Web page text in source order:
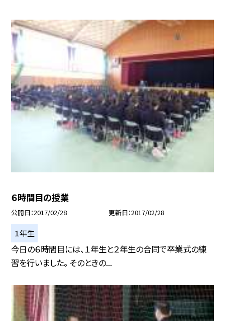
６時間目の授業
公開日 2017/02/28 更新日 2017/02/28
１年生
今日の６時間目には、１年生と２年生の合同で卒業式の練
習を行いました。 そのときの...